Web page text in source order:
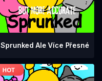
Sprunked Ale Více Přesné